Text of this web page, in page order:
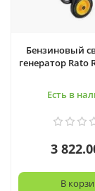
Бензиновый
генератор Rato
Есть в
3
В